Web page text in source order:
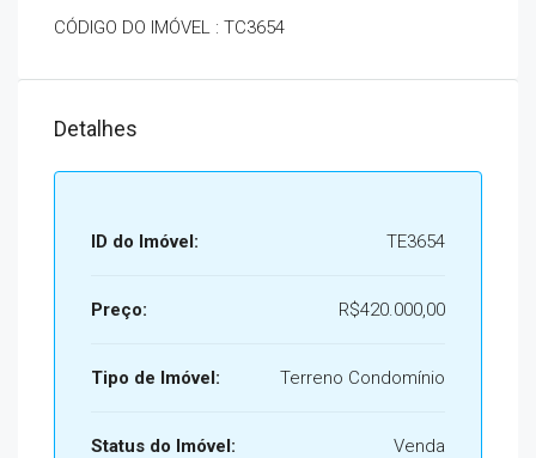
CÓDIGO DO IMÓVEL : TC3654
Detalhes
ID do Imóvel: TE3654
Preço: R$420.000,00
Tipo de Imóvel: Terreno Condomínio
Status do Imóvel: Venda